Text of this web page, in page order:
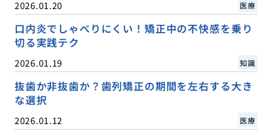
2026.01.20 医療
口内炎でしゃべりにくい！矯正中の不快感を乗り
切る実践テク
2026.01.19 知識
抜歯か非抜歯か？歯列矯正の期間を左右する大き
な選択
2026.01.12 医療